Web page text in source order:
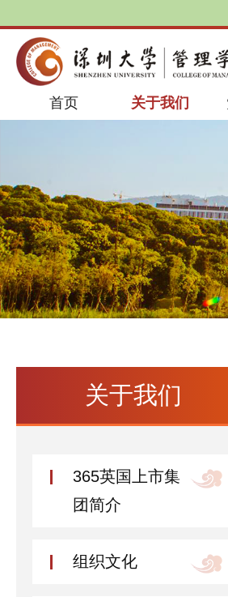
首页 关于我们
关于我们
​365英国上市集
团简介
组织文化